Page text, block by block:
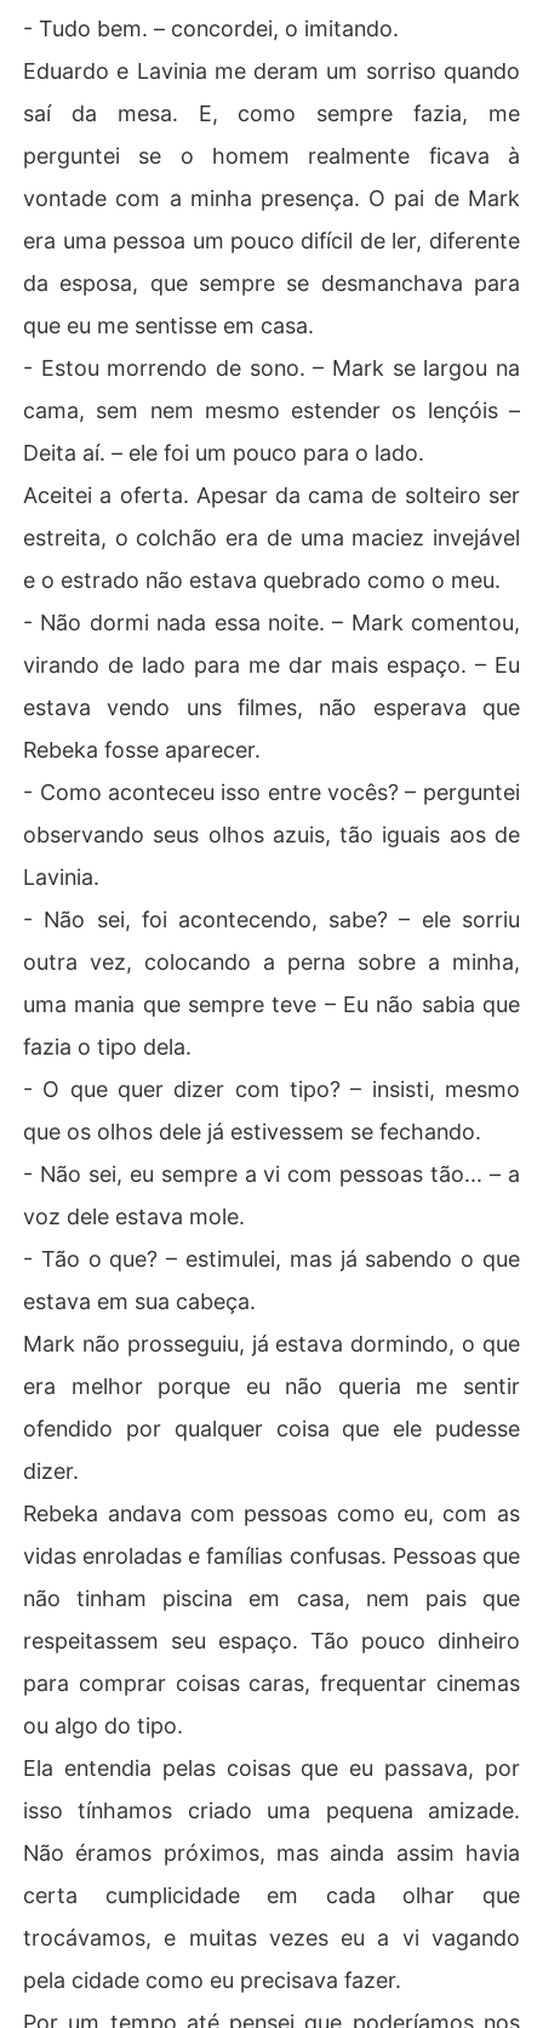
- Tudo bem. – concordei, o imitando.
Eduardo e Lavinia me deram um sorriso quando
saí da mesa. E, como sempre fazia, me
perguntei se o homem realmente ficava à
vontade com a minha presença. O pai de Mark
era uma pessoa um pouco difícil de ler, diferente
da esposa, que sempre se desmanchava para
que eu me sentisse em casa.
- Estou morrendo de sono. – Mark se largou na
cama, sem nem mesmo estender os lençóis –
Deita aí. – ele foi um pouco para o lado.
Aceitei a oferta. Apesar da cama de solteiro ser
estreita, o colchão era de uma maciez invejável
e o estrado não estava quebrado como o meu.
- Não dormi nada essa noite. – Mark comentou,
virando de lado para me dar mais espaço. – Eu
estava vendo uns filmes, não esperava que
Rebeka fosse aparecer.
- Como aconteceu isso entre vocês? – perguntei
observando seus olhos azuis, tão iguais aos de
Lavinia.
- Não sei, foi acontecendo, sabe? – ele sorriu
outra vez, colocando a perna sobre a minha,
uma mania que sempre teve – Eu não sabia que
fazia o tipo dela.
- O que quer dizer com tipo? – insisti, mesmo
que os olhos dele já estivessem se fechando.
- Não sei, eu sempre a vi com pessoas tão... – a
voz dele estava mole.
- Tão o que? – estimulei, mas já sabendo o que
estava em sua cabeça.
Mark não prosseguiu, já estava dormindo, o que
era melhor porque eu não queria me sentir
ofendido por qualquer coisa que ele pudesse
dizer.
Rebeka andava com pessoas como eu, com as
vidas enroladas e famílias confusas. Pessoas que
não tinham piscina em casa, nem pais que
respeitassem seu espaço. Tão pouco dinheiro
para comprar coisas caras, frequentar cinemas
ou algo do tipo.
Ela entendia pelas coisas que eu passava, por
isso tínhamos criado uma pequena amizade.
Não éramos próximos, mas ainda assim havia
certa cumplicidade em cada olhar que
trocávamos, e muitas vezes eu a vi vagando
pela cidade como eu precisava fazer.
Por um tempo até pensei que poderíamos nos